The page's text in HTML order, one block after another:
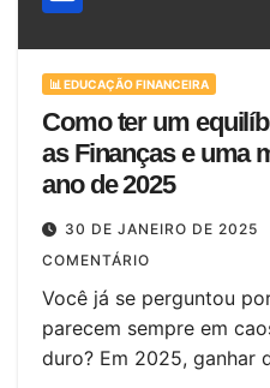
📊 EDUCAÇÃO FINANCEIRA
Como ter um
as Finanças e uma
ano de 2025
30 DE JANEIRO DE 2025
COMENTÁRIO
Você já se perguntou
parecem sempre em
duro? Em 2025, ganhar